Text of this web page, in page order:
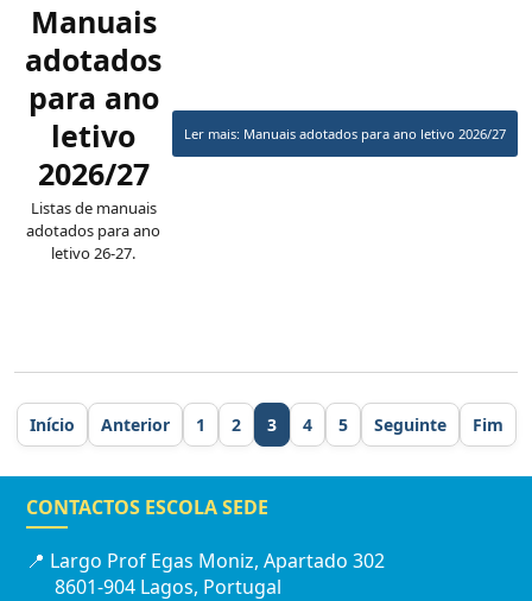
Manuais
adotados
para ano
letivo
2026/27
Listas de manuais
adotados para ano
letivo 26-27.
Ler mais: Manuais adotados para ano letivo 2026/27
1 2 3 4 5
CONTACTOS ESCOLA SEDE
📍 Largo Prof Egas Moniz, Apartado 302
8601-904 Lagos, Portugal